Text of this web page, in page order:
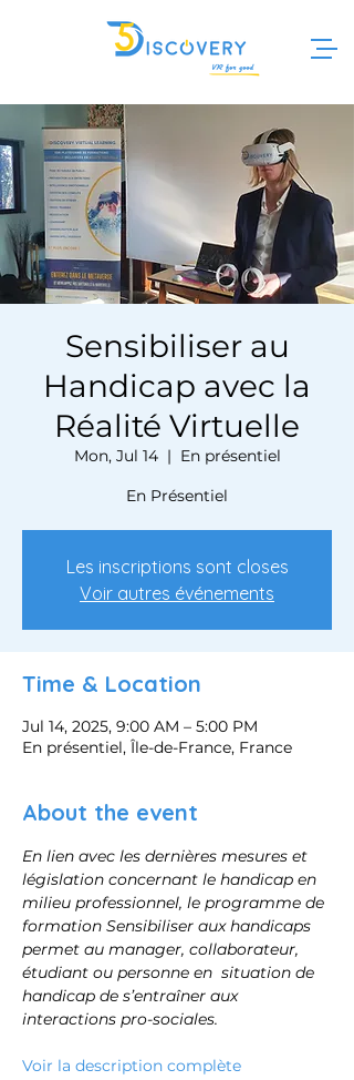
Sensibiliser au
Handicap avec la
Réalité Virtuelle
Mon, Jul 14
  |
En présentiel
En Présentiel
Les inscriptions sont closes
Voir autres événements
Time & Location
Jul 14, 2025, 9:00 AM – 5:00 PM
En présentiel, Île-de-France, France
About the event
En lien avec les dernières mesures et
législation concernant le handicap en
milieu professionnel, le programme de
formation Sensibiliser aux handicaps
permet au manager, collaborateur,
étudiant ou personne en  situation de
handicap de s’entraîner aux
interactions pro-sociales.
Voir la description complète